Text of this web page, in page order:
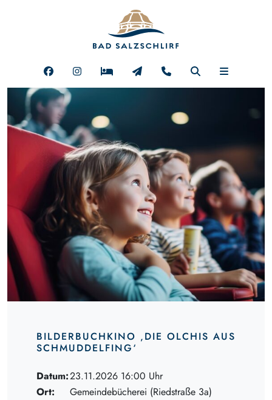
BILDERBUCHKINO ‚DIE OLCHIS AUS
SCHMUDDELFING‘
Datum:23.11.2026 16:00 Uhr
Ort:
Gemeindebücherei (Riedstraße 3a)